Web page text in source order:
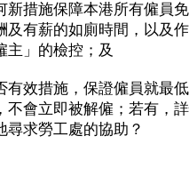
新措施保障本港所有僱員
及有薪的如廁時間，以及
主」的檢控；及
有效措施，保證僱員就最
不會立即被解僱；若有，
尋求勞工處的協助？